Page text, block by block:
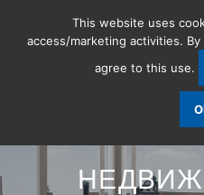
This website uses
access/marketing activities.
agree to this use.